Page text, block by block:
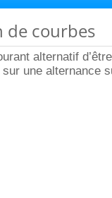
de courbes
alternatif
une alternance